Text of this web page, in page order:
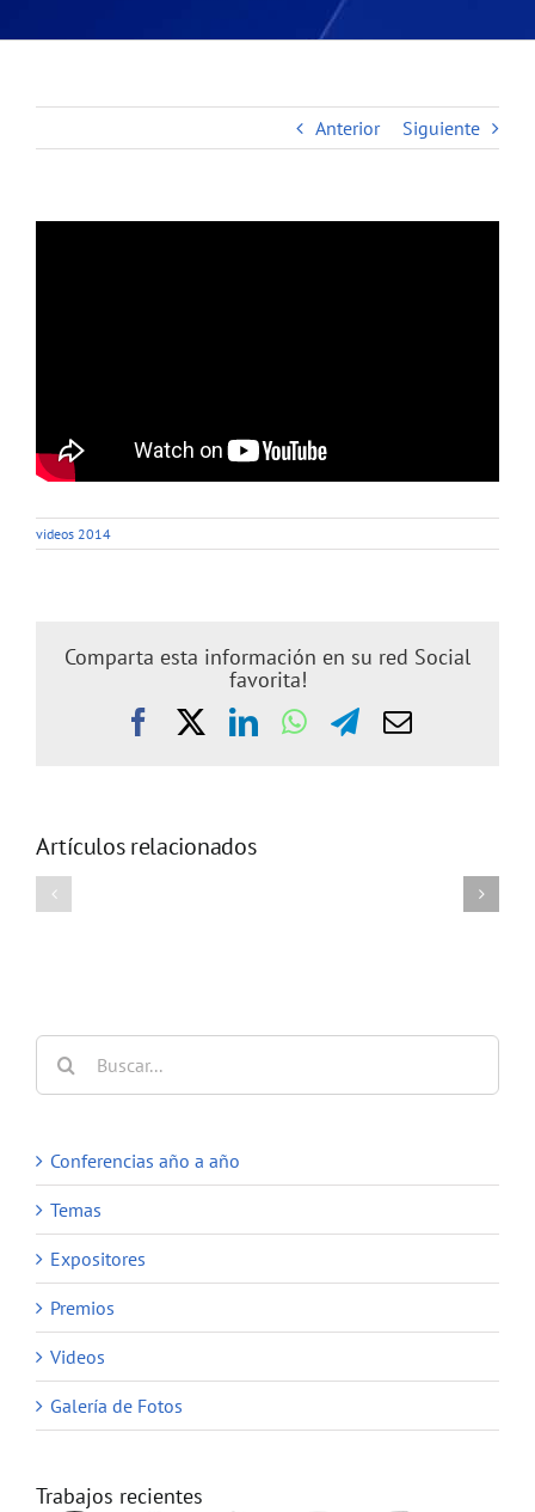
Anterior Siguiente
videos 2014
Comparta esta información en su red Social
favorita!
FacebookLinkedIn
WhatsApp
Telegram
Correo
Artículos relacionados
Buscar:
Conferencias año a año
Temas
Expositores
Premios
Videos
Galería de Fotos
Trabajos recientes